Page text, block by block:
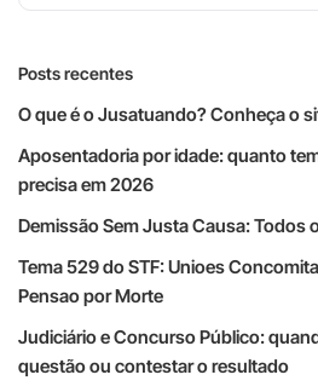
Posts recentes
O que é o Jusatuando? Conheça o
Aposentadoria por idade: quanto
precisa em 2026
Demissão Sem Justa Causa: Todos
Tema 529 do STF: Unioes
Pensao por Morte
Judiciário e Concurso Público:
questão ou contestar o resultado